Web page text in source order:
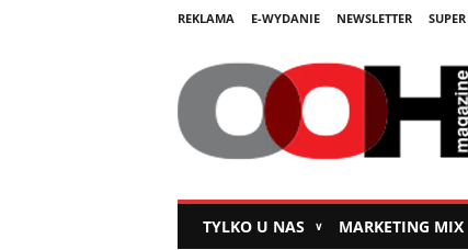
REKLAMA E-WYDANIE NEWSLETTER
TYLKO U NAS ∨ MARKETING MIX